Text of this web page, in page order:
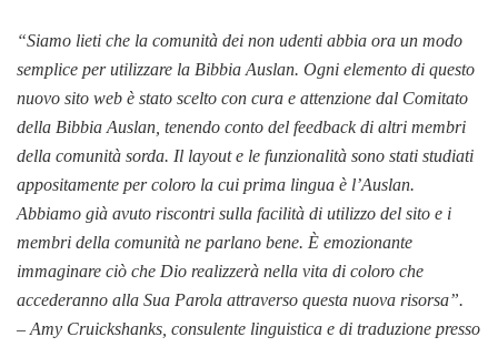
“Siamo lieti che la comunità dei non udenti abbia ora un modo
semplice per utilizzare la Bibbia Auslan. Ogni elemento di questo
nuovo sito web è stato scelto con cura e attenzione dal Comitato
della Bibbia Auslan, tenendo conto del feedback di altri membri
della comunità sorda. Il layout e le funzionalità sono stati studiati
appositamente per coloro la cui prima lingua è l’Auslan.
Abbiamo già avuto riscontri sulla facilità di utilizzo del sito e i
membri della comunità ne parlano bene. È emozionante
immaginare ciò che Dio realizzerà nella vita di coloro che
accederanno alla Sua Parola attraverso questa nuova risorsa”.
– Amy Cruickshanks, consulente linguistica e di traduzione presso